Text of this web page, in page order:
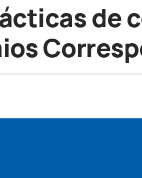
de